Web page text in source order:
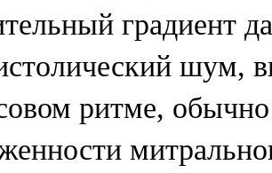
градиент
шум,
ритме,